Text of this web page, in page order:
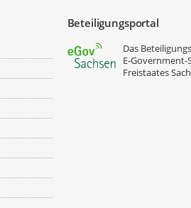
Beteiligungsportal
Das
E‑Government-
Freistaates